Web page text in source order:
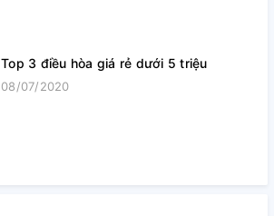
Top 3 điều hòa giá rẻ dưới 5 triệu
08/07/2020